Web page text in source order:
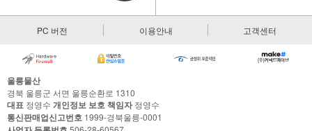
PC 버전 이용안내 고객센터
울릉물산
경북 울릉군 서면 울릉순환로 1310
대표 정영수 개인정보 보호 책임자정영수
통신판매업신고번호 1999-경북울릉-0001